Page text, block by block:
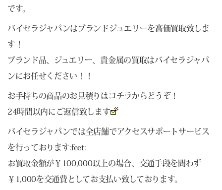
です。
バイセラジャパンはブランドジュエリーを高価買取致しま
す！
ブランド品、ジュエリー、貴金属の買取はバイセラジャパ
ンにお任せください！！
お手持ちの商品のお見積りはコチラからどうぞ！
24時間以内にご返信致します
バイセラジャパンでは全店舗でアクセスサポートサービス
を行っております:feet:
お買取金額が￥100,000以上の場合、交通手段を問わず
￥1,000を交通費としてお支払い致しております。